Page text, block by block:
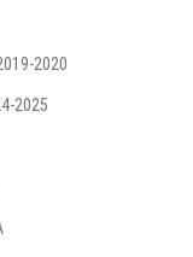
2020
2025